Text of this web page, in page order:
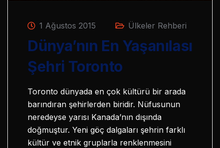
1 Ağustos 2015 Ülkeler Rehberi
Dünya’nın En Yaşanılası
Şehri Toronto
Toronto dünyada en çok kültürü bir arada
barındıran şehirlerden biridir. Nüfusunun
neredeyse yarısı Kanada’nın dışında
doğmuştur. Yeni göç dalgaları şehrin farklı
kültür ve etnik gruplarla renklenmesini